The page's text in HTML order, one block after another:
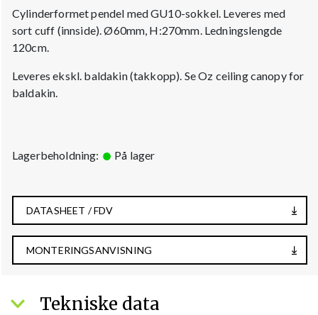
Cylinderformet pendel med GU10-sokkel. Leveres med
sort cuff (innside). Ø60mm, H:270mm. Ledningslengde
120cm.
Leveres ekskl. baldakin (takkopp). Se Oz ceiling canopy for
baldakin.
Lagerbeholdning: På lager
DATASHEET / FDV
MONTERINGSANVISNING
Tekniske data